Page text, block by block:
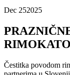
Dec 252025
Čestitka povodom